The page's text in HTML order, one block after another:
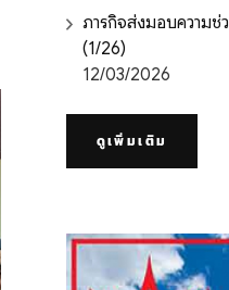
ภารกิจส่งมอบความช่
(1/26)
12/03/2026